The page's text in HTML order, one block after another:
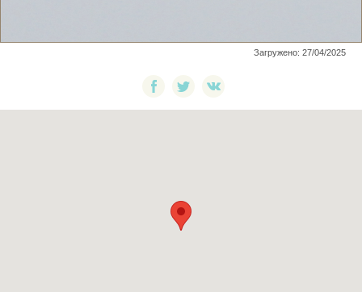
Загружено: 27/04/2025